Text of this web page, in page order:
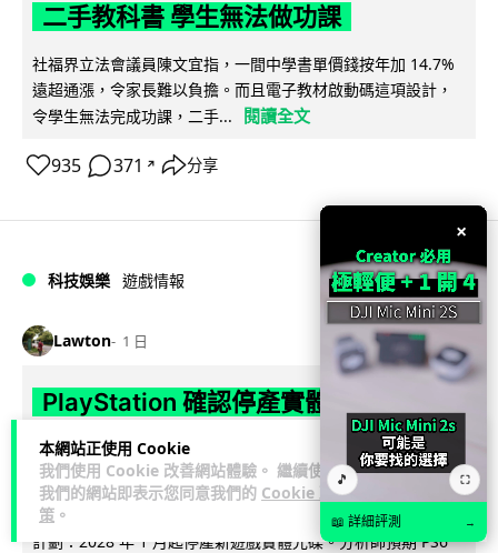
本網站正使用 Cookie
我們使用 Cookie 改善網站體驗。 繼續使用
我們的網站即表示您同意我們的 Cookie 政
策 。
二手教科書 學生無法做功課
社福界立法會議員陳文宜指，一間中學書單價錢按年加 14.7%
遠超通漲，令家長難以負擔。而且電子教材啟動碼這項設計，
令學生無法完成功課，二手...
閱讀全文
935 371 ↗ 分享
科技娛樂 遊戲情報
Lawton 1 日
PlayStation 確認停產實體光碟 包裝印
出重要通告 2028 年 1 月後不出光碟遊
戲
Sony 已在 PS5 主機包裝加貼提示貼紙，重申官方 7 月已公布
計劃：2028 年 1 月起停產新遊戲實體光碟。分析師預期 PS6
×
🎵 ⛶
📖 詳細評測 →